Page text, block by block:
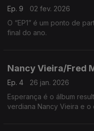
Ep. 9
02 fev. 2026
O “EP1” é um ponto de
final do ano.
Nancy Vieira/Fred
Ep. 4
26 jan. 2026
Esperança é o álbum
verdiana Nancy Vieira e